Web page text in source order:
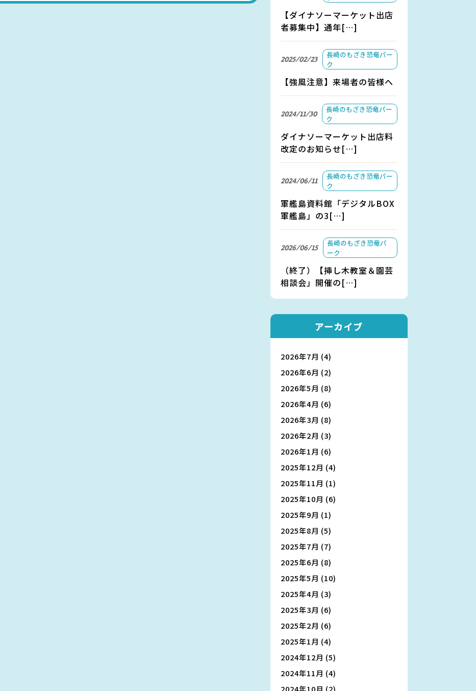
【ダイナソーマーケット出店
者募集中】通年[…]
2025/02/23
長崎のもざき恐竜パー
ク
【強風注意】来場者の皆様へ
2024/11/30
長崎のもざき恐竜パー
ク
ダイナソーマーケット出店料
改定のお知らせ[…]
2024/06/11
長崎のもざき恐竜パー
ク
軍艦島資料館「デジタルBOX
軍艦島」の3[…]
2026/06/15
長崎のもざき恐竜パ
ーク
（終了）【挿し木教室＆園芸
相談会」開催の[…]
アーカイブ
2026年7月 (4)
2026年6月 (2)
2026年5月 (8)
2026年4月 (6)
2026年3月 (8)
2026年2月 (3)
2026年1月 (6)
2025年12月 (4)
2025年11月 (1)
2025年10月 (6)
2025年9月 (1)
2025年8月 (5)
2025年7月 (7)
2025年6月 (8)
2025年5月 (10)
2025年4月 (3)
2025年3月 (6)
2025年2月 (6)
2025年1月 (4)
2024年12月 (5)
2024年11月 (4)